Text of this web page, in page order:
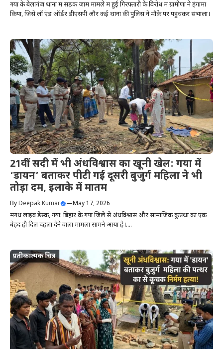
गया के बेलागंज थाना में सड़क जाम मामले में हुई गिरफ्तारी के विरोध में ग्रामीणों ने हंगामा
किया, जिसे लॉ एंड ऑर्डर डीएसपी और कई थानों की पुलिस ने मौके पर पहुंचकर संभाला।
21वीं सदी में भी अंधविश्वास का खूनी खेल: गया में
‘डायन’ बताकर पीटी गई दूसरी बुजुर्ग महिला ने भी
तोड़ा दम, इलाके में मातम
ByDeepak Kumar —May 17, 2026
मगध लाइव डेस्क, गया: बिहार के गया जिले से अंधविश्वास और सामाजिक कुप्रथा का एक
बेहद ही दिल दहला देने वाला मामला सामने आया है।....